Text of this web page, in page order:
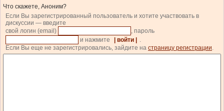
Что скажете, Аноним?
Если Вы зарегистрированный пользователь и хотите участвовать в
дискуссии — введите
свой логин (email)
, пароль
и нажмите
| войти |
.
Если Вы еще не зарегистрировались, зайдите на страницу регистрации.